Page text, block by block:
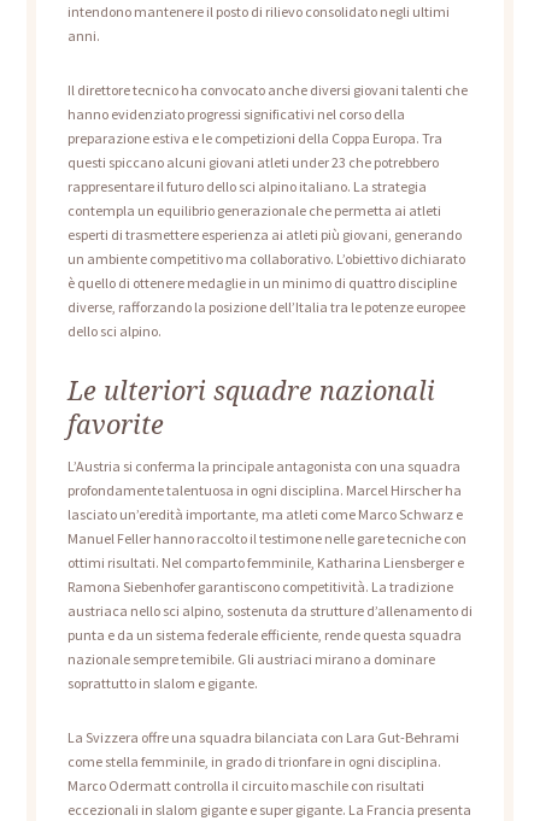
intendono mantenere il posto di rilievo consolidato negli ultimi
anni.
Il direttore tecnico ha convocato anche diversi giovani talenti che
hanno evidenziato progressi significativi nel corso della
preparazione estiva e le competizioni della Coppa Europa. Tra
questi spiccano alcuni giovani atleti under 23 che potrebbero
rappresentare il futuro dello sci alpino italiano. La strategia
contempla un equilibrio generazionale che permetta ai atleti
esperti di trasmettere esperienza ai atleti più giovani, generando
un ambiente competitivo ma collaborativo. L’obiettivo dichiarato
è quello di ottenere medaglie in un minimo di quattro discipline
diverse, rafforzando la posizione dell’Italia tra le potenze europee
dello sci alpino.
Le ulteriori squadre nazionali
favorite
L’Austria si conferma la principale antagonista con una squadra
profondamente talentuosa in ogni disciplina. Marcel Hirscher ha
lasciato un’eredità importante, ma atleti come Marco Schwarz e
Manuel Feller hanno raccolto il testimone nelle gare tecniche con
ottimi risultati. Nel comparto femminile, Katharina Liensberger e
Ramona Siebenhofer garantiscono competitività. La tradizione
austriaca nello sci alpino, sostenuta da strutture d’allenamento di
punta e da un sistema federale efficiente, rende questa squadra
nazionale sempre temibile. Gli austriaci mirano a dominare
soprattutto in slalom e gigante.
La Svizzera offre una squadra bilanciata con Lara Gut-Behrami
come stella femminile, in grado di trionfare in ogni disciplina.
Marco Odermatt controlla il circuito maschile con risultati
eccezionali in slalom gigante e super gigante. La Francia presenta